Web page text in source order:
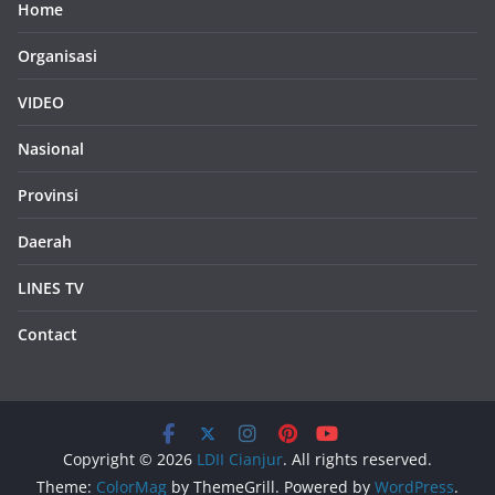
Home
Organisasi
VIDEO
Nasional
Provinsi
Daerah
LINES TV
Contact
Copyright © 2026 LDII Cianjur. All rights reserved.
Theme: ColorMag by ThemeGrill. Powered by WordPress.